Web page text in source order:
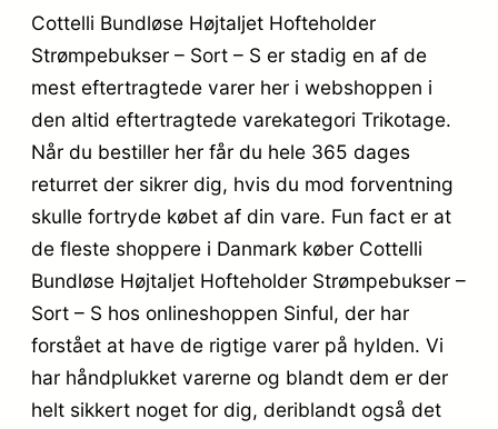
Cottelli Bundløse Højtaljet Hofteholder
Strømpebukser – Sort – S er stadig en af de
mest eftertragtede varer her i webshoppen i
den altid eftertragtede varekategori Trikotage.
Når du bestiller her får du hele 365 dages
returret der sikrer dig, hvis du mod forventning
skulle fortryde købet af din vare. Fun fact er at
de fleste shoppere i Danmark køber Cottelli
Bundløse Højtaljet Hofteholder Strømpebukser –
Sort – S hos onlineshoppen Sinful, der har
forstået at have de rigtige varer på hylden. Vi
har håndplukket varerne og blandt dem er der
helt sikkert noget for dig, deriblandt også det